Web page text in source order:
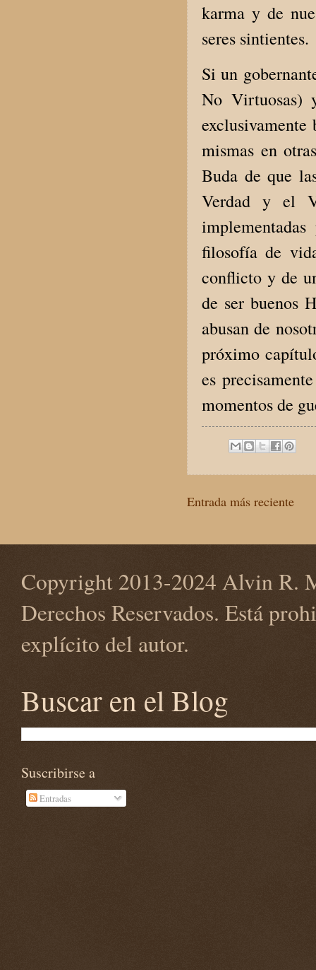
karma y de
seres sintientes.
Si un
No Virtuosas)
mismas en
Buda de que
Verdad y el
filosofía de
conflicto y de
de ser buenos
abusan de
próximo
es
momentos de
Entrada más reciente
Copyright 2013-2024 Alvin R.
Derechos Reservados. Está
explícito del autor.
Buscar en el Blog
Suscribirse a
Entradas